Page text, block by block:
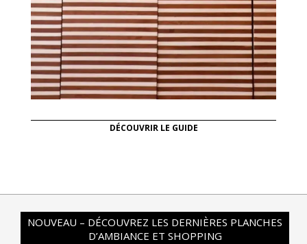
DÉCOUVRIR LE GUIDE
NOUVEAU – DÉCOUVREZ LES DERNIÈRES PLANCHES
D’AMBIANCE ET SHOPPING